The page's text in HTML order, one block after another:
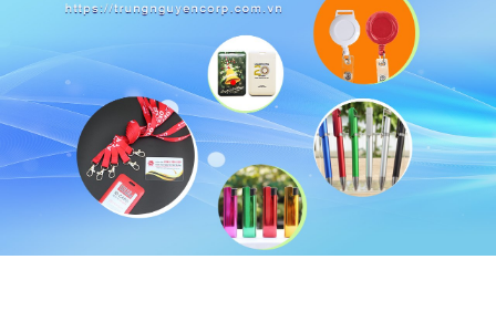
Bút
Bật lửa
Đồ sứ quà tặng
Bình/ca giữ nhiệt
Dây đeo & Phụ kiện